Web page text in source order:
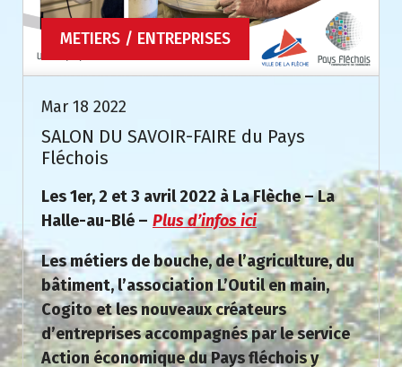
METIERS / ENTREPRISES
Mar 18 2022
SALON DU SAVOIR-FAIRE du Pays
Fléchois
Les 1er, 2 et 3 avril 2022 à La Flèche – La
Halle-au-Blé – Plus d’infos ici
Les métiers de bouche, de l’agriculture, du
bâtiment, l’association L’Outil en main,
Cogito et les nouveaux créateurs
d’entreprises accompagnés par le service
Action économique du Pays fléchois y